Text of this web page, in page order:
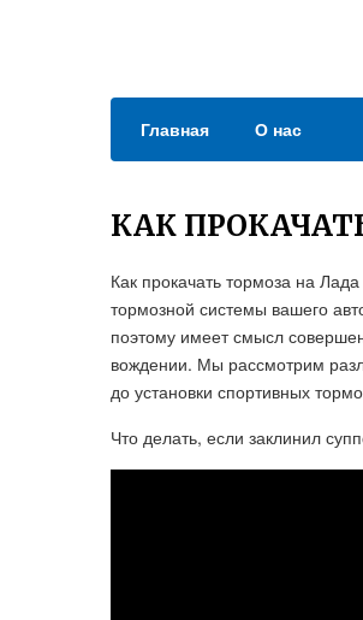
Главная О нас
КАК
Как прокачать тормоза на
тормозной системы вашего
поэтому имеет смысл
вождении. Мы рассмотрим
до установки спортивных
Что делать, если заклинил